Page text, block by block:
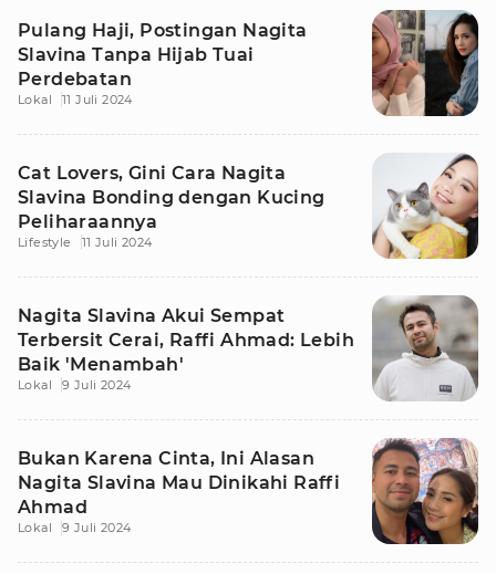
Pulang Haji, Postingan Nagita
Slavina Tanpa Hijab Tuai
Perdebatan
Lokal 11 Juli 2024
Cat Lovers, Gini Cara Nagita
Slavina Bonding dengan Kucing
Peliharaannya
Lifestyle 11 Juli 2024
Nagita Slavina Akui Sempat
Terbersit Cerai, Raffi Ahmad: Lebih
Baik 'Menambah'
Lokal 9 Juli 2024
Bukan Karena Cinta, Ini Alasan
Nagita Slavina Mau Dinikahi Raffi
Ahmad
Lokal 9 Juli 2024